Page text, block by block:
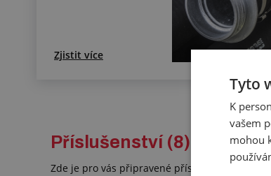
Zjistit více
Příslušenství (8)
Zde je pro vás připravené příslušenství, které
Tyto
K
vašem
mohou